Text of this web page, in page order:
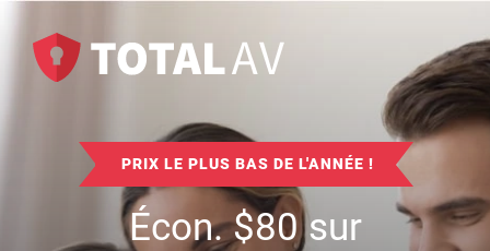
PRIX LE PLUS BAS DE L'ANNÉE !
Écon.$80sur